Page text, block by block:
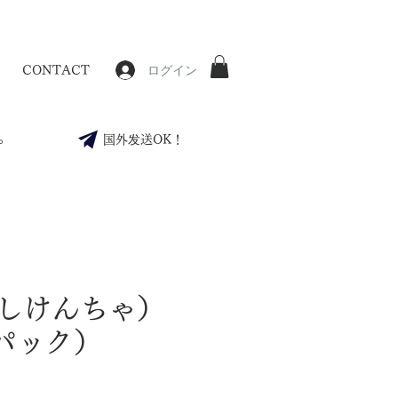
CONTACT ログイン
国外发送OK！
けんちゃ）
ック）